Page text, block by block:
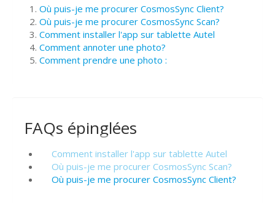
Où puis-je me procurer CosmosSync Client?
Où puis-je me procurer CosmosSync Scan?
Comment installer l'app sur tablette Autel
Comment annoter une photo?
Comment prendre une photo :
FAQs épinglées
Comment installer l'app sur tablette Autel
Où puis-je me procurer CosmosSync Scan?
Où puis-je me procurer CosmosSync Client?